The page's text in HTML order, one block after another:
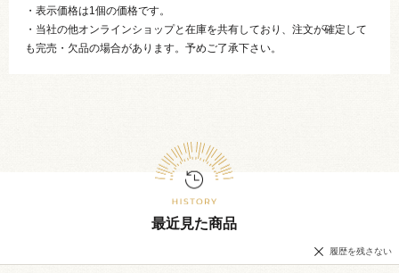
・表示価格は1個の価格です。
・当社の他オンラインショップと在庫を共有しており、注文が確定して
も完売・欠品の場合があります。予めご了承下さい。
最近見た商品
履歴を残さない